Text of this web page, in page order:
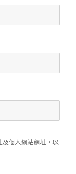
個人網站網址，以